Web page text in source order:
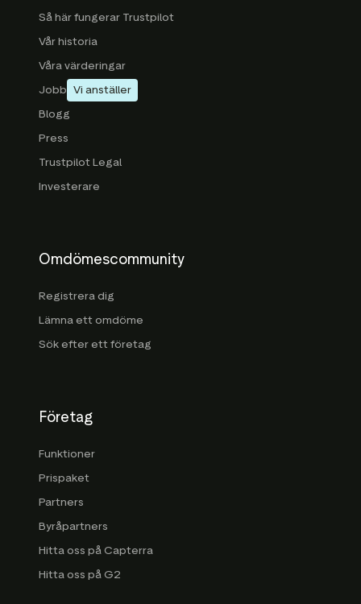
Så här fungerar Trustpilot
Vår historia
Våra värderingar
Jobb Vi anställer
Blogg
Press
Trustpilot Legal
Investerare
Omdömescommunity
Registrera dig
Lämna ett omdöme
Sök efter ett företag
Företag
Funktioner
Prispaket
Partners
Byråpartners
Hitta oss på Capterra
Hitta oss på G2